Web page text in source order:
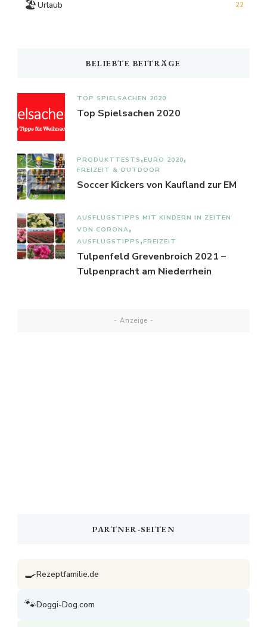
🏖️Urlaub 22
BELIEBTE BEITRÄGE
TOP SPIELSACHEN 2020
Top Spielsachen 2020
PRODUKTTESTS EURO 2020
FREIZEIT & OUTDOOR
Soccer Kickers von Kaufland zur EM
AUSFLUGSTIPPS MIT KINDERN IN ZEITEN
VON CORONA
AUSFLUGSTIPPS FREIZEIT
Tulpenfeld Grevenbroich 2021 –
Tulpenpracht am Niederrhein
- Anzeige -
PARTNER-SEITEN
🍳Rezeptfamilie.de
🐾Doggi-Dog.com